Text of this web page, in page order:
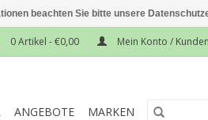
0 Artikel - €0,00 Mein Konto /
ANGEBOTE MARKEN
beachten Sie bitte unsere